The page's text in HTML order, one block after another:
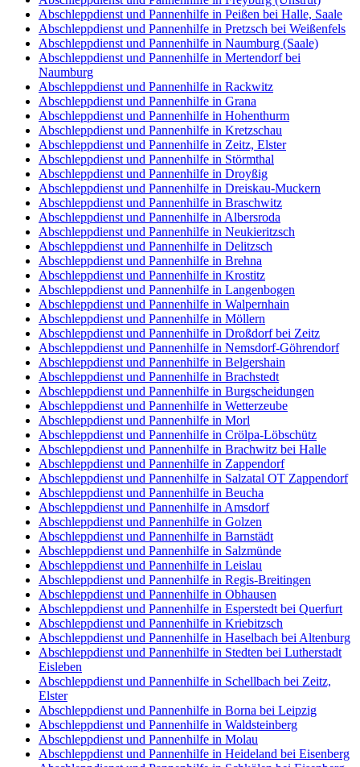
Abschleppdienst und Pannenhilfe in Peißen bei Halle, Saale
Abschleppdienst und Pannenhilfe in Pretzsch bei Weißenfels
Abschleppdienst und Pannenhilfe in Naumburg (Saale)
Abschleppdienst und Pannenhilfe in Mertendorf bei
Naumburg
Abschleppdienst und Pannenhilfe in Rackwitz
Abschleppdienst und Pannenhilfe in Grana
Abschleppdienst und Pannenhilfe in Hohenthurm
Abschleppdienst und Pannenhilfe in Kretzschau
Abschleppdienst und Pannenhilfe in Zeitz, Elster
Abschleppdienst und Pannenhilfe in Störmthal
Abschleppdienst und Pannenhilfe in Droyßig
Abschleppdienst und Pannenhilfe in Dreiskau-Muckern
Abschleppdienst und Pannenhilfe in Braschwitz
Abschleppdienst und Pannenhilfe in Albersroda
Abschleppdienst und Pannenhilfe in Neukieritzsch
Abschleppdienst und Pannenhilfe in Delitzsch
Abschleppdienst und Pannenhilfe in Brehna
Abschleppdienst und Pannenhilfe in Krostitz
Abschleppdienst und Pannenhilfe in Langenbogen
Abschleppdienst und Pannenhilfe in Walpernhain
Abschleppdienst und Pannenhilfe in Möllern
Abschleppdienst und Pannenhilfe in Droßdorf bei Zeitz
Abschleppdienst und Pannenhilfe in Nemsdorf-Göhrendorf
Abschleppdienst und Pannenhilfe in Belgershain
Abschleppdienst und Pannenhilfe in Brachstedt
Abschleppdienst und Pannenhilfe in Burgscheidungen
Abschleppdienst und Pannenhilfe in Wetterzeube
Abschleppdienst und Pannenhilfe in Morl
Abschleppdienst und Pannenhilfe in Crölpa-Löbschütz
Abschleppdienst und Pannenhilfe in Brachwitz bei Halle
Abschleppdienst und Pannenhilfe in Zappendorf
Abschleppdienst und Pannenhilfe in Salzatal OT Zappendorf
Abschleppdienst und Pannenhilfe in Beucha
Abschleppdienst und Pannenhilfe in Amsdorf
Abschleppdienst und Pannenhilfe in Golzen
Abschleppdienst und Pannenhilfe in Barnstädt
Abschleppdienst und Pannenhilfe in Salzmünde
Abschleppdienst und Pannenhilfe in Leislau
Abschleppdienst und Pannenhilfe in Regis-Breitingen
Abschleppdienst und Pannenhilfe in Obhausen
Abschleppdienst und Pannenhilfe in Esperstedt bei Querfurt
Abschleppdienst und Pannenhilfe in Kriebitzsch
Abschleppdienst und Pannenhilfe in Haselbach bei Altenburg
Abschleppdienst und Pannenhilfe in Stedten bei Lutherstadt
Eisleben
Abschleppdienst und Pannenhilfe in Schellbach bei Zeitz,
Elster
Abschleppdienst und Pannenhilfe in Borna bei Leipzig
Abschleppdienst und Pannenhilfe in Waldsteinberg
Abschleppdienst und Pannenhilfe in Molau
Abschleppdienst und Pannenhilfe in Heideland bei Eisenberg